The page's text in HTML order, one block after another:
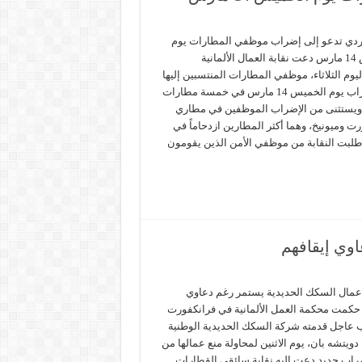
تدعو إلى إضراب موظفي المطارات يوم
الخميس 14 مارس دعت نقابة العمال الألمانية
الثلاثاء، موظفي المطارات المنتسبين إليها
إلى إضراب يوم الخميس 14 مارس في خمسة مطارات
ويستثنى من الإضراب الموظفين في مطاري
وميونيخ، وهما أكثر المطارين ازدحاماً في
طلبت النقابة من موظفي الأمن الذين يقومون
إيقافهم
السكك الحديدية يستمر رغم دعاوي
حكمت محكمة العمل الألمانية في فرانكفورت
قدمته شركة السكك الحديدية الوطنية
دويتشه بان، يوم الاثنين لمحاولة منع عمالها من